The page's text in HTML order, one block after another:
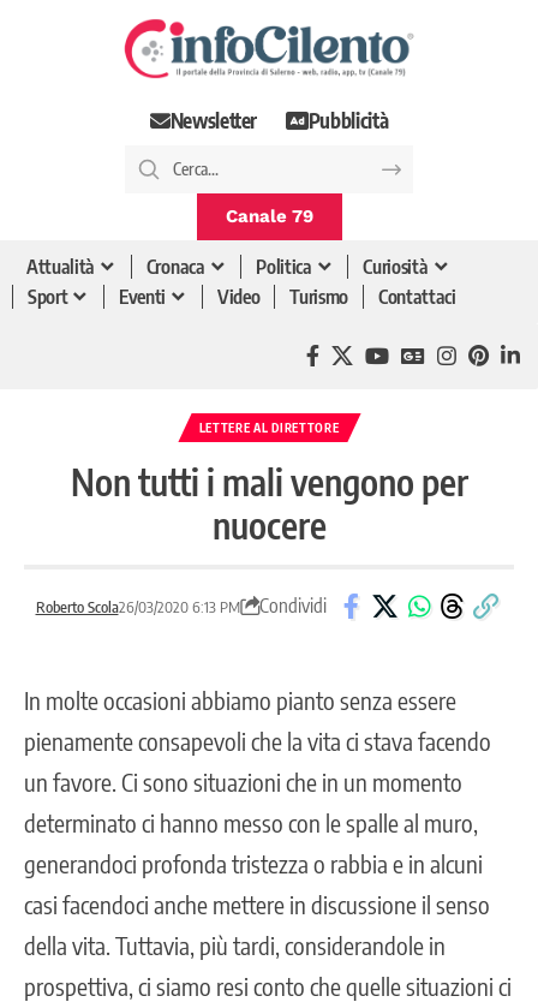
Newsletter Pubblicità
Canale 79
Attualità Cronaca Politica
Curiosità
Sport
Eventi Video Turismo Contattaci
LETTERE AL DIRETTORE
Non tutti i mali vengono per
nuocere
Roberto Scola26/03/2020 6:13 PM Condividi
In molte occasioni abbiamo pianto senza essere
pienamente consapevoli che la vita ci stava facendo
un favore. Ci sono situazioni che in un momento
determinato ci hanno messo con le spalle al muro,
generandoci profonda tristezza o rabbia e in alcuni
casi facendoci anche mettere in discussione il senso
della vita. Tuttavia, più tardi, considerandole in
prospettiva, ci siamo resi conto che quelle situazioni ci